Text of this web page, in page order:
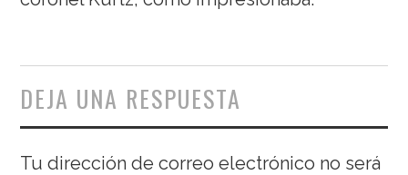
DEJA UNA RESPUESTA
Tu dirección de correo electrónico no será